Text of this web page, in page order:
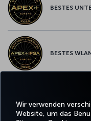
Wir verwenden
Website, um das
BESTES
BESTES
Facebook